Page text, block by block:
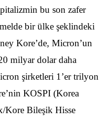
bu son zafer
bir ülke şeklindeki
Kore’de, Micron’un
milyar dolar daha
şirketleri 1’er trilyon
KOSPI (Korea
Kore Bileşik Hisse